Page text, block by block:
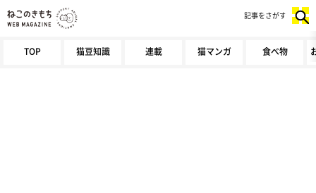
TOP 猫豆知識 連載 猫マンガ 食べ物
記事をさがす